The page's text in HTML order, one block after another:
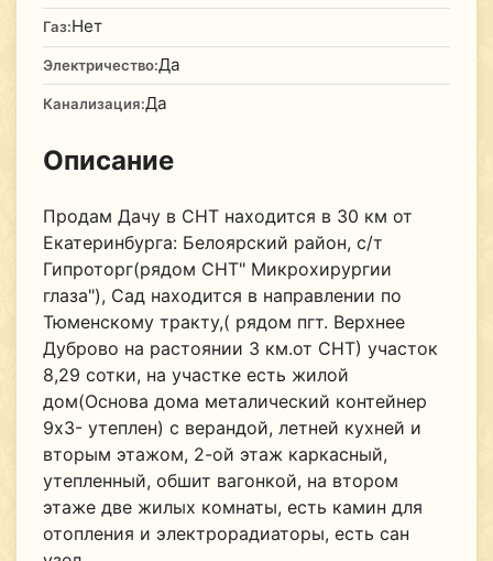
Газ:Нет
Электричество:Да
Канализация:Да
Описание
Продам Дачу в СНТ находится в 30 км от
Екатеринбурга: Белоярский район, с/т
Гипроторг(рядом СНТ" Микрохирургии
глаза"), Сад находится в направлении по
Тюменскому тракту,( рядом пгт. Верхнее
Дуброво на растоянии 3 км.от СНТ) участок
8,29 сотки, на участке есть жилой
дом(Основа дома металический контейнер
9х3- утеплен) с верандой, летней кухней и
вторым этажом, 2-ой этаж каркасный,
утепленный, обшит вагонкой, на втором
этаже две жилых комнаты, есть камин для
отопления и электрорадиаторы, есть сан